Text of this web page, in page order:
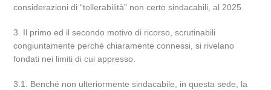
considerazioni di “tollerabilità” non certo sindacabili, al 2025.
3. Il primo ed il secondo motivo di ricorso, scrutinabili
congiuntamente perché chiaramente connessi, si rivelano
fondati nei limiti di cui appresso.
3.1. Benché non ulteriormente sindacabile, in questa sede, la